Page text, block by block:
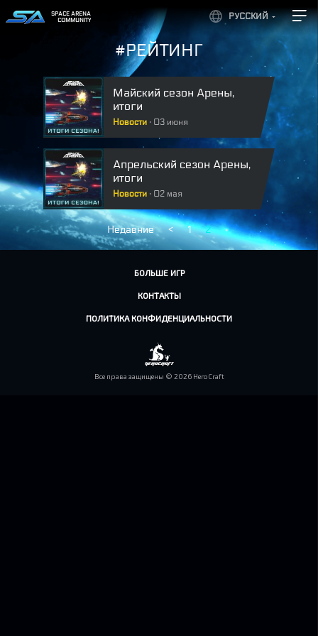
РУССКИЙ
SPACE ARENA
COMMUNITY
#РЕЙТИНГ
Майский сезон Арены,
итоги
Новости 03 июня
Апрельский сезон Арены,
итоги
Новости 02 мая
Недавние < 1 2
БОЛЬШЕ ИГР
КОНТАКТЫ
ПОЛИТИКА КОНФИДЕНЦИАЛЬНОСТИ
Все права защищены © 2026 HeroCraft